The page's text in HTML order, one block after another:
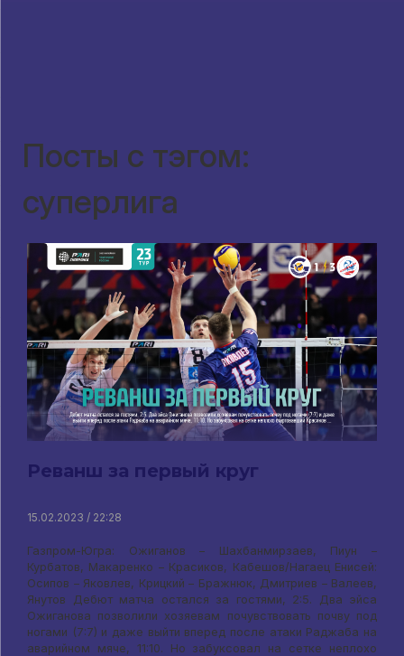
Посты с тэгом:
суперлига
Реванш за первый круг
15.02.2023 / 22:28
Газпром-Югра: Ожиганов – Шахбанмирзаев, Пиун –
Курбатов, Макаренко – Красиков, Кабешов/Нагаец Енисей:
Осипов – Яковлев, Крицкий – Бражнюк, Дмитриев – Валеев,
Янутов Дебют матча остался за гостями, 2:5. Два эйса
Ожиганова позволили хозяевам почувствовать почву под
ногами (7:7) и даже выйти вперед после атаки Раджаба на
аварийном мяче, 11:10. Но забуксовал на сетке неплохо